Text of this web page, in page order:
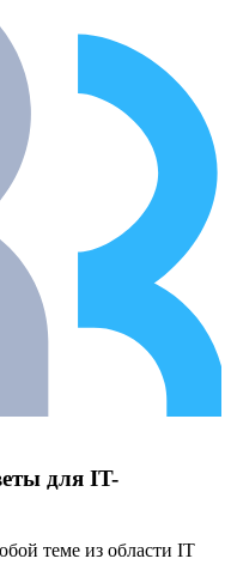
для IT-
теме из области IT